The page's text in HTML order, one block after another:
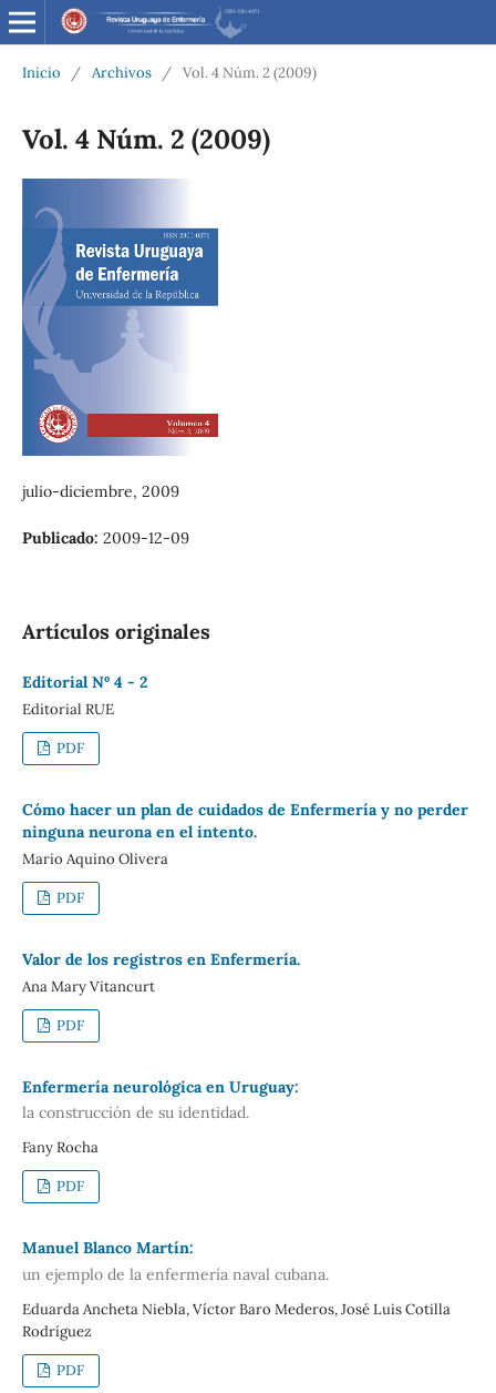
Inicio / Archivos / Vol. 4 Núm. 2 (2009)
Vol. 4 Núm. 2 (2009)
julio-diciembre, 2009
Publicado: 2009-12-09
Artículos originales
Editorial Nº 4 - 2
Editorial RUE
PDF
Cómo hacer un plan de cuidados de Enfermería y no perder
ninguna neurona en el intento.
Mario Aquino Olivera
PDF
Valor de los registros en Enfermería.
Ana Mary Vitancurt
PDF
Enfermería neurológica en Uruguay:
la construcción de su identidad.
Fany Rocha
PDF
Manuel Blanco Martín:
un ejemplo de la enfermería naval cubana.
Eduarda Ancheta Niebla, Víctor Baro Mederos, José Luis Cotilla
Rodríguez
PDF